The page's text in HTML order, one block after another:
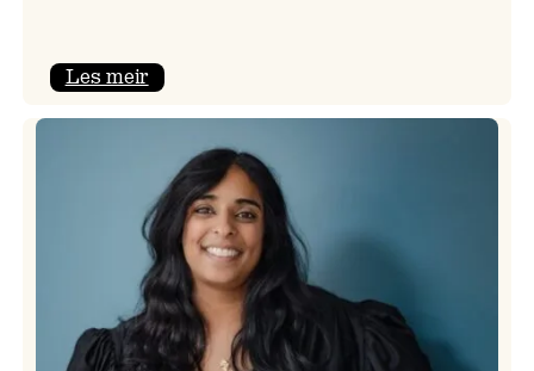
Les meir:
tilbake!